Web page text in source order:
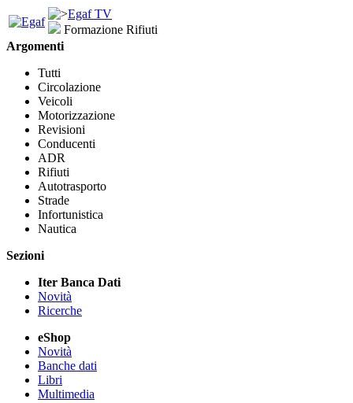
Egaf TV
Formazione Rifiuti
Argomenti
Tutti
Circolazione
Veicoli
Motorizzazione
Revisioni
Conducenti
ADR
Rifiuti
Autotrasporto
Strade
Infortunistica
Nautica
Sezioni
Iter Banca Dati
Novità
Ricerche
eShop
Novità
Banche dati
Libri
Multimedia